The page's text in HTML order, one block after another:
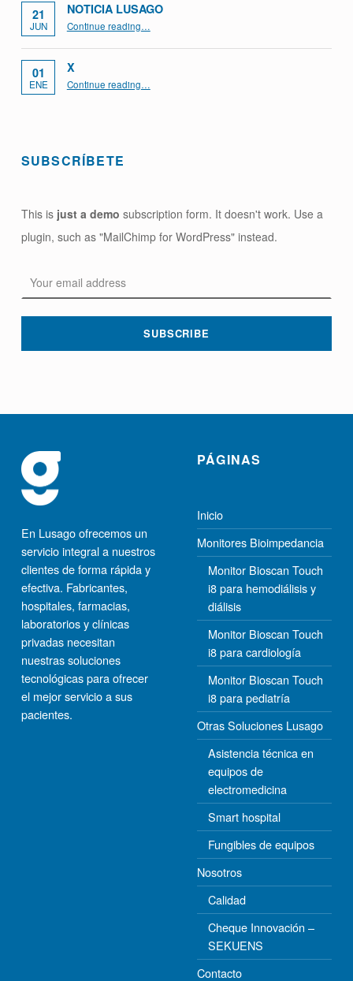
21
JUN
NOTICIA LUSAGO
Continue reading…
01
ENE
X
Continue reading…
SUBSCRÍBETE
This is just a demo subscription form. It doesn't work. Use a
plugin, such as "MailChimp for WordPress" instead.
En Lusago ofrecemos un
servicio integral a nuestros
clientes de forma rápida y
efectiva. Fabricantes,
hospitales, farmacias,
laboratorios y clínicas
privadas necesitan
nuestras soluciones
tecnológicas para ofrecer
el mejor servicio a sus
pacientes.
PÁGINAS
Inicio
Monitores Bioimpedancia
Monitor Bioscan Touch
i8 para hemodiálisis y
diálisis
Monitor Bioscan Touch
i8 para cardiología
Monitor Bioscan Touch
i8 para pediatría
Otras Soluciones Lusago
Asistencia técnica en
equipos de
electromedicina
Smart hospital
Fungibles de equipos
Nosotros
Calidad
Cheque Innovación –
SEKUENS
Contacto